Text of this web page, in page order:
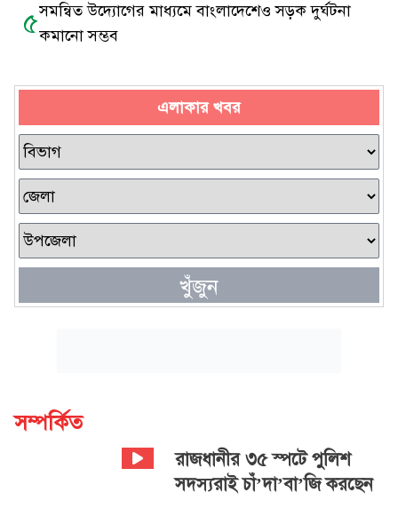
৫সমন্বিত উদ্যোগের মাধ্যমে বাংলাদেশেও সড়ক দুর্ঘটনা
কমানো সম্ভব
এলাকার খবর
খুঁজুন
সম্পর্কিত
রাজধানীর ৩৫ স্পটে পুলিশ
সদস্যরাই চাঁ’দা’বা’জি করছেন